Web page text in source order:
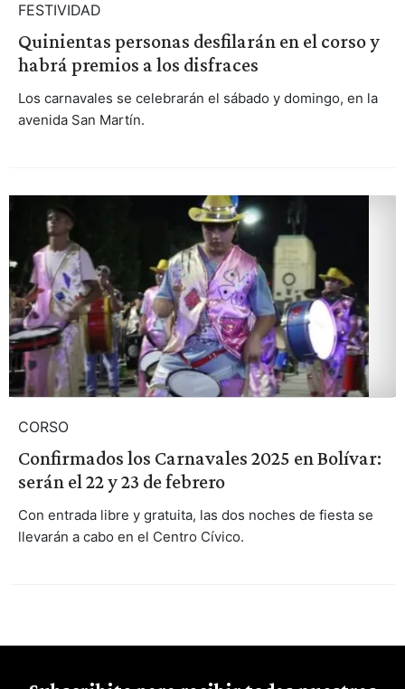
FESTIVIDAD
Quinientas personas desfilarán en el corso y
habrá premios a los disfraces
Los carnavales se celebrarán el sábado y domingo, en la
avenida San Martín.
CORSO
Confirmados los Carnavales 2025 en Bolívar:
serán el 22 y 23 de febrero
Con entrada libre y gratuita, las dos noches de fiesta se
llevarán a cabo en el Centro Cívico.